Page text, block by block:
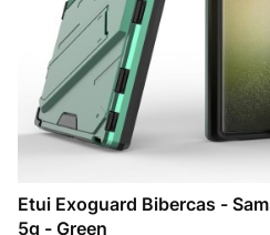
Etui Exoguard Bibercas -
5g - Green